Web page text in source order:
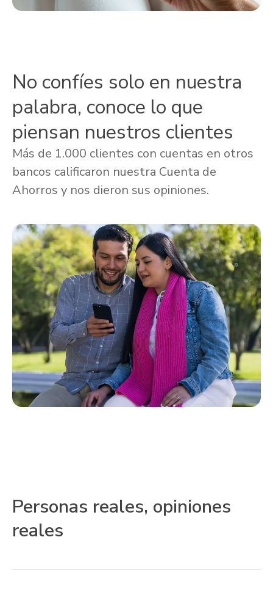
No confíes solo en nuestra
palabra, conoce lo que
piensan nuestros clientes
Más de 1.000 clientes con cuentas en otros
bancos calificaron nuestra Cuenta de
Ahorros y nos dieron sus opiniones.
Personas reales, opiniones
reales